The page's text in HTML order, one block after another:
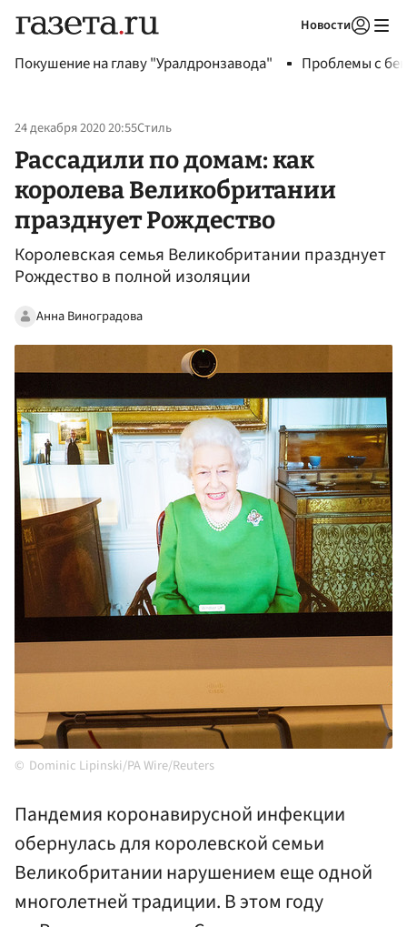
Новости
Покушение на главу "Уралдронзавода" Проблемы с
24 декабря 2020 20:55Стиль
Рассадили по домам: как
королева Великобритании
празднует Рождество
Королевская семья Великобритании празднует
Рождество в полной изоляции
Анна Виноградова
Dominic Lipinski/PA Wire/Reuters
Пандемия коронавирусной инфекции
обернулась для королевской семьи
Великобритании нарушением еще одной
многолетней традиции. В этом году